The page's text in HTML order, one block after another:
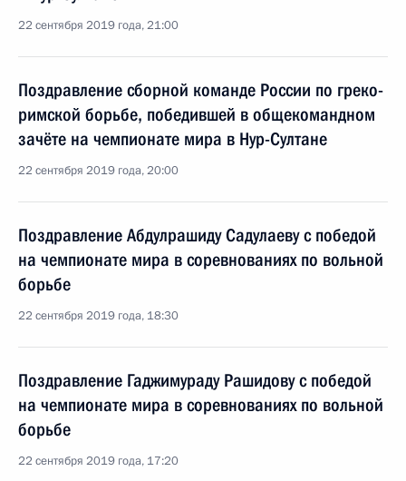
22 сентября 2019 года, 21:00
Поздравление сборной команде России по греко-
римской борьбе, победившей в общекомандном
зачёте на чемпионате мира в Нур-Султане
22 сентября 2019 года, 20:00
Поздравление Абдулрашиду Садулаеву с победой
на чемпионате мира в соревнованиях по вольной
борьбе
22 сентября 2019 года, 18:30
Поздравление Гаджимураду Рашидову с победой
на чемпионате мира в соревнованиях по вольной
борьбе
22 сентября 2019 года, 17:20